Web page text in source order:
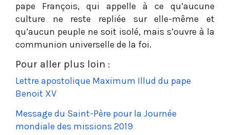
pape François, qui appelle à ce qu’aucune
culture ne reste repliée sur elle-même et
qu’aucun peuple ne soit isolé, mais s’ouvre à la
communion universelle de la foi.
Pour aller plus loin :
Lettre apostolique Maximum Illud du pape
Benoit XV
Message du Saint-Père pour la Journée
mondiale des missions 2019